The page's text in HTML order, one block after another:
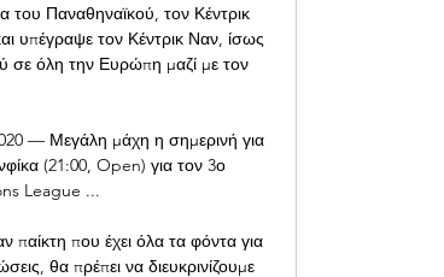
του Παναθηναϊκού, τον Κέντρικ
υπέγραψε τον Κέντρικ Ναν, ίσως
σε όλη την Ευρώπη μαζί με τον
— Μεγάλη μάχη η σημερινή για
(21:00, Open) για τον 3ο
League ...
παίκτη που έχει όλα τα φόντα για
θα πρέπει να διευκρινίζουμε